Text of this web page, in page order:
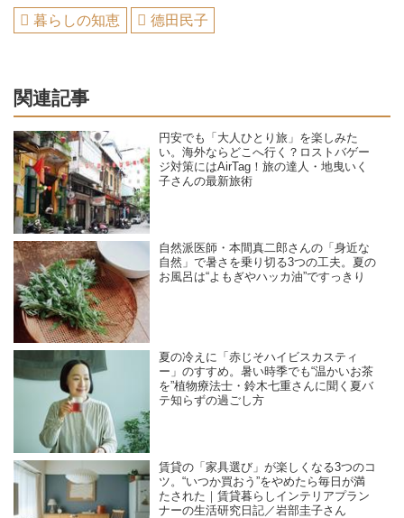
暮らしの知恵 德田民子
関連記事
円安でも「大人ひとり旅」を楽しみた
い。海外ならどこへ行く？ロストバゲー
ジ対策にはAirTag！旅の達人・地曳いく
子さんの最新旅術
自然派医師・本間真二郎さんの「身近な
自然」で暑さを乗り切る3つの工夫。夏の
お風呂は“よもぎやハッカ油”ですっきり
夏の冷えに「赤じそハイビスカスティ
ー」のすすめ。暑い時季でも“温かいお茶
を”植物療法士・鈴木七重さんに聞く夏バ
テ知らずの過ごし方
賃貸の「家具選び」が楽しくなる3つのコ
ツ。“いつか買おう”をやめたら毎日が満
たされた｜賃貸暮らしインテリアプラン
ナーの生活研究日記／岩部圭子さん